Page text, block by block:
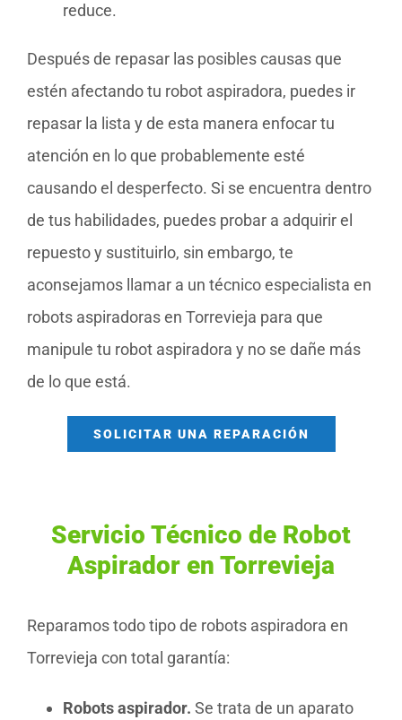
reduce.
Después de repasar las posibles causas que
estén afectando tu robot aspiradora, puedes ir
repasar la lista y de esta manera enfocar tu
atención en lo que probablemente esté
causando el desperfecto. Si se encuentra dentro
de tus habilidades, puedes probar a adquirir el
repuesto y sustituirlo, sin embargo, te
aconsejamos llamar a un técnico especialista en
robots aspiradoras en Torrevieja para que
manipule tu robot aspiradora y no se dañe más
de lo que está.
SOLICITAR UNA REPARACIÓN
Servicio Técnico de Robot
Aspirador en Torrevieja
Reparamos todo tipo de robots aspiradora en
Torrevieja con total garantía:
Robots aspirador. Se trata de un aparato